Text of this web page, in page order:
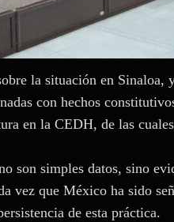
la situación en
con hechos
en la CEDH, de las
son simples datos, sino
vez que México ha sido
de esta práctica.